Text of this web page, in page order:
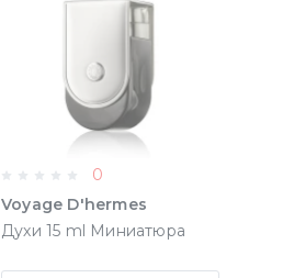
0
Voyage D'hermes
Духи 15 ml Миниатюра